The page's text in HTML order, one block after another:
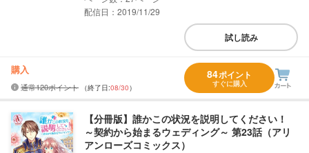
配信日：2019/11/29
試し読み
購入
通常120ポイント （終了日:08/30）
84ポイント
すぐに購入
【分冊版】誰かこの状況を説明してください！
～契約から始まるウェディング～ 第23話（アリ
アンローズコミックス）